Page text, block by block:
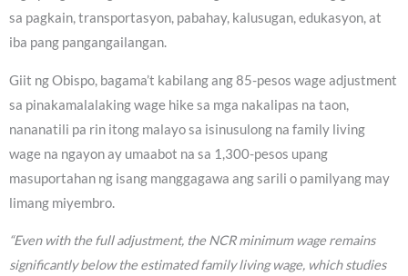
sa pagkain, transportasyon, pabahay, kalusugan, edukasyon, at
iba pang pangangailangan.
Giit ng Obispo, bagama’t kabilang ang 85-pesos wage adjustment
sa pinakamalalaking wage hike sa mga nakalipas na taon,
nananatili pa rin itong malayo sa isinusulong na family living
wage na ngayon ay umaabot na sa 1,300-pesos upang
masuportahan ng isang manggagawa ang sarili o pamilyang may
limang miyembro.
“Even with the full adjustment, the NCR minimum wage remains
significantly below the estimated family living wage, which studies